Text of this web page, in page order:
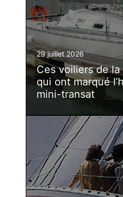
29 juillet 2026
Ces voiliers de
qui ont marqué
mini-transat